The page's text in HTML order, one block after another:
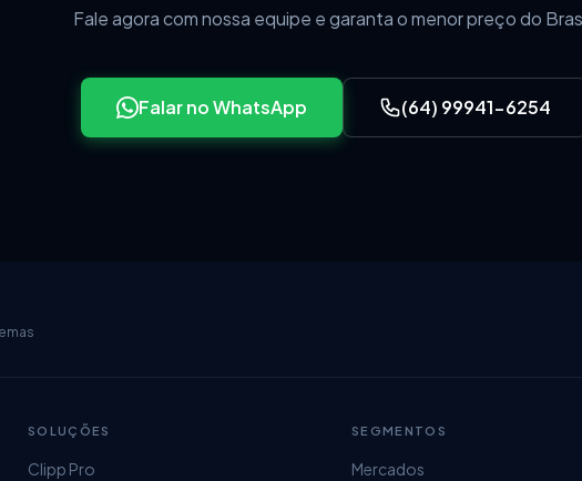
Fale agora com nossa equipe e garanta o menor preço do
Falar no WhatsApp (64) 99941-6254
SOLUÇÕES
Clipp Pro
SEGMENTOS
Mercados